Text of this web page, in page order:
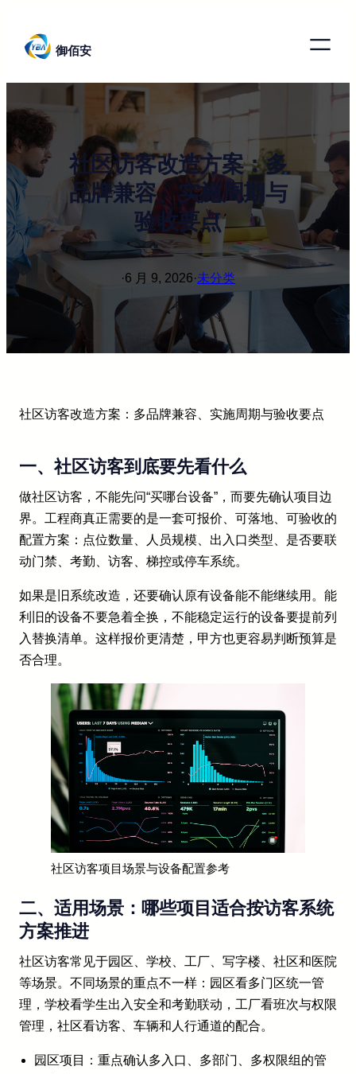
御佰安
社区访客改造方案：多
品牌兼容、实施周期与
验收要点
·6 月 9, 2026·未分类
社区访客改造方案：多品牌兼容、实施周期与验收要点
一、社区访客到底要先看什么
做社区访客，不能先问“买哪台设备”，而要先确认项目边
界。工程商真正需要的是一套可报价、可落地、可验收的
配置方案：点位数量、人员规模、出入口类型、是否要联
动门禁、考勤、访客、梯控或停车系统。
如果是旧系统改造，还要确认原有设备能不能继续用。能
利旧的设备不要急着全换，不能稳定运行的设备要提前列
入替换清单。这样报价更清楚，甲方也更容易判断预算是
否合理。
社区访客项目场景与设备配置参考
二、适用场景：哪些项目适合按访客系统
方案推进
社区访客常见于园区、学校、工厂、写字楼、社区和医院
等场景。不同场景的重点不一样：园区看多门区统一管
理，学校看学生出入安全和考勤联动，工厂看班次与权限
管理，社区看访客、车辆和人行通道的配合。
园区项目：重点确认多入口、多部门、多权限组的管